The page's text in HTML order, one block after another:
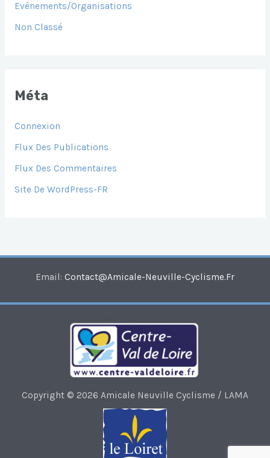
Evénements/Organisations
Non Classé
Méta
Connexion
Flux Des Publications
Flux Des Commentaires
Site De WordPress-FR
Email: Contact@amicale-Neuville-Cyclisme.fr
Copyright © 2026 Amicale Neuville Cyclisme / LAMA